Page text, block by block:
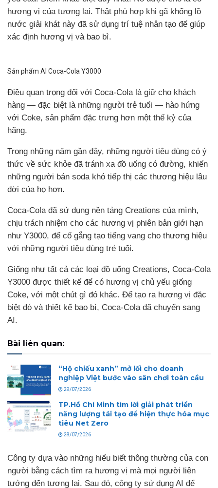
hương vị của tương lai. Thật phù hợp khi gã khổng lồ
nước giải khát này đã sử dụng trí tuệ nhân tạo để giúp
xác định hương vị và bao bì.
Sản phẩm AI Coca-Cola Y3000
Điều quan trọng đối với Coca-Cola là giữ cho khách
hàng — đặc biệt là những người trẻ tuổi — hào hứng
với Coke, sản phẩm đặc trưng hơn một thế kỷ của
hãng.
Trong những năm gần đây, những người tiêu dùng có ý
thức về sức khỏe đã tránh xa đồ uống có đường, khiến
những người bán soda khó tiếp thị các thương hiệu lâu
đời của họ hơn.
Coca-Cola đã sử dụng nền tảng Creations của mình,
chịu trách nhiệm cho các hương vị phiên bản giới hạn
như Y3000, để cố gắng tạo tiếng vang cho thương hiệu
với những người tiêu dùng trẻ tuổi.
Giống như tất cả các loại đồ uống Creations, Coca-Cola
Y3000 được thiết kế để có hương vị chủ yếu giống
Coke, với một chút gì đó khác. Để tạo ra hương vị đặc
biệt đó và thiết kế bao bì, Coca-Cola đã chuyển sang
AI.
Bài liên quan:
“Hộ chiếu xanh” mở lối cho doanh
nghiệp Việt bước vào sân chơi toàn cầu
29/07/2026
TP.Hồ Chí Minh tìm lời giải phát triển
năng lượng tái tạo để hiện thực hóa mục
tiêu Net Zero
28/07/2026
Công ty dựa vào những hiểu biết thông thường của con
người bằng cách tìm ra hương vị mà mọi người liên
tưởng đến tương lai. Sau đó, công ty sử dụng AI để